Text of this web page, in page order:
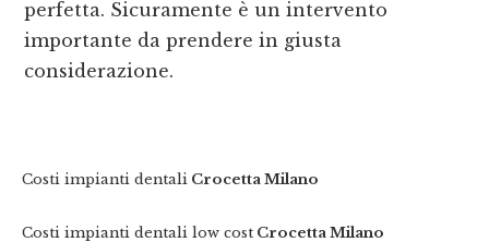
perfetta. Sicuramente è un intervento
importante da prendere in giusta
considerazione.
Costi impianti dentali Crocetta Milano
Costi impianti dentali low cost Crocetta Milano